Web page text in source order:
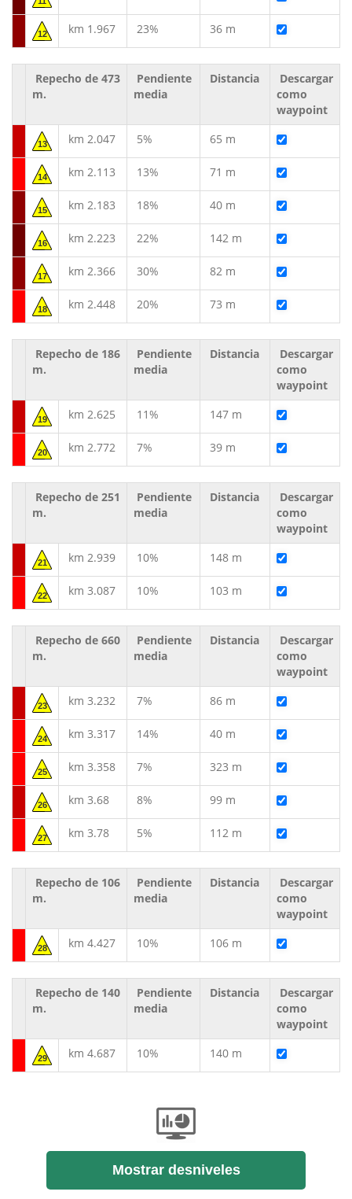
12 km 1.967 23% 36 m
Repecho de 473
m.
Pendiente
media
Distancia
Descargar
como
waypoint
13 km 2.047 5% 65 m
14 km 2.113 13% 71 m
15 km 2.183 18% 40 m
16 km 2.223 22% 142 m
17 km 2.366 30% 82 m
18 km 2.448 20% 73 m
Repecho de 186
m.
Pendiente
media
Distancia
Descargar
como
waypoint
19 km 2.625 11% 147 m
20 km 2.772 7% 39 m
Repecho de 251
m.
Pendiente
media
Distancia
Descargar
como
waypoint
21 km 2.939 10% 148 m
22 km 3.087 10% 103 m
Repecho de 660
m.
Pendiente
media
Distancia
Descargar
como
waypoint
23 km 3.232 7% 86 m
24 km 3.317 14% 40 m
25 km 3.358 7% 323 m
26 km 3.68 8% 99 m
27 km 3.78 5% 112 m
Repecho de 106
m.
Pendiente
media
Distancia
Descargar
como
waypoint
28 km 4.427 10% 106 m
Repecho de 140
m.
Pendiente
media
Distancia
Descargar
como
waypoint
29 km 4.687 10% 140 m
Mostrar desniveles